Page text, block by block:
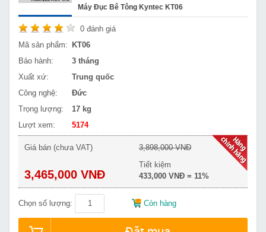
Máy Đục Bê Tông Kyntec KT06
0 đánh giá
Mã sản phẩm:
KT06
Bảo hành:
3 tháng
Xuất xứ:
Trung quốc
Công nghệ:
Đức
Trọng lượng:
17 kg
Lượt xem:
5174
Giá bán (chưa VAT)
3,465,000 VNĐ
3,898,000 VNĐ
Tiết kiệm
433,000 VNĐ = 11%
Chọn số lượng: Còn hàng